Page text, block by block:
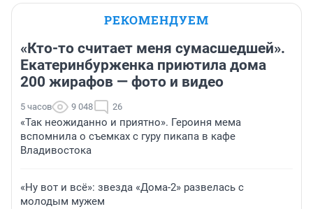
РЕКОМЕНДУЕМ
«Кто-то считает меня сумасшедшей».
Екатеринбурженка приютила дома
200 жирафов — фото и видео
5 часов 9 048 26
«Так неожиданно и приятно». Героиня мема
вспомнила о съемках с гуру пикапа в кафе
Владивостока
«Ну вот и всё»: звезда «Дома-2» развелась с
молодым мужем